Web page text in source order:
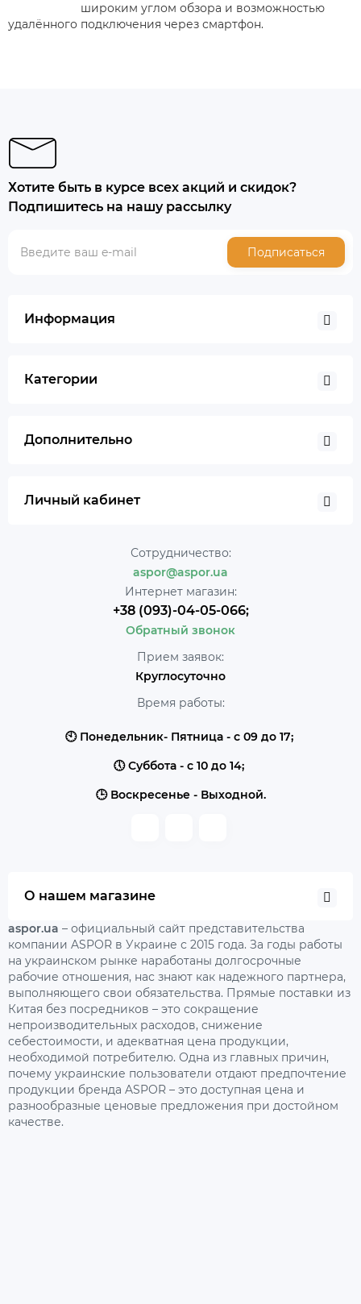
широким углом обзора и возможностью
удалённого подключения через смартфон.
Хотите быть в курсе всех акций и скидок?
Подпишитесь на нашу рассылку
Подписаться
Информация
Категории
Дополнительно
Личный кабинет
Сотрудничество:
aspor@aspor.ua
Интернет магазин:
+38 (093)-04-05-066;
Обратный звонок
Прием заявок:
Круглосуточно
Время работы:
🕙 Понедельник- Пятница - с 09 до 17;
🕔 Суббота - с 10 до 14;
🕒 Воскресенье - Выходной.
О нашем магазине
aspor.ua – официальный сайт представительства
компании ASPOR в Украине с 2015 года. За годы работы
на украинском рынке наработаны долгосрочные
рабочие отношения, нас знают как надежного партнера,
выполняющего свои обязательства. Прямые поставки из
Китая без посредников – это сокращение
непроизводительных расходов, снижение
себестоимости, и адекватная цена продукции,
необходимой потребителю. Одна из главных причин,
почему украинские пользователи отдают предпочтение
продукции бренда ASPOR – это доступная цена и
разнообразные ценовые предложения при достойном
качестве.